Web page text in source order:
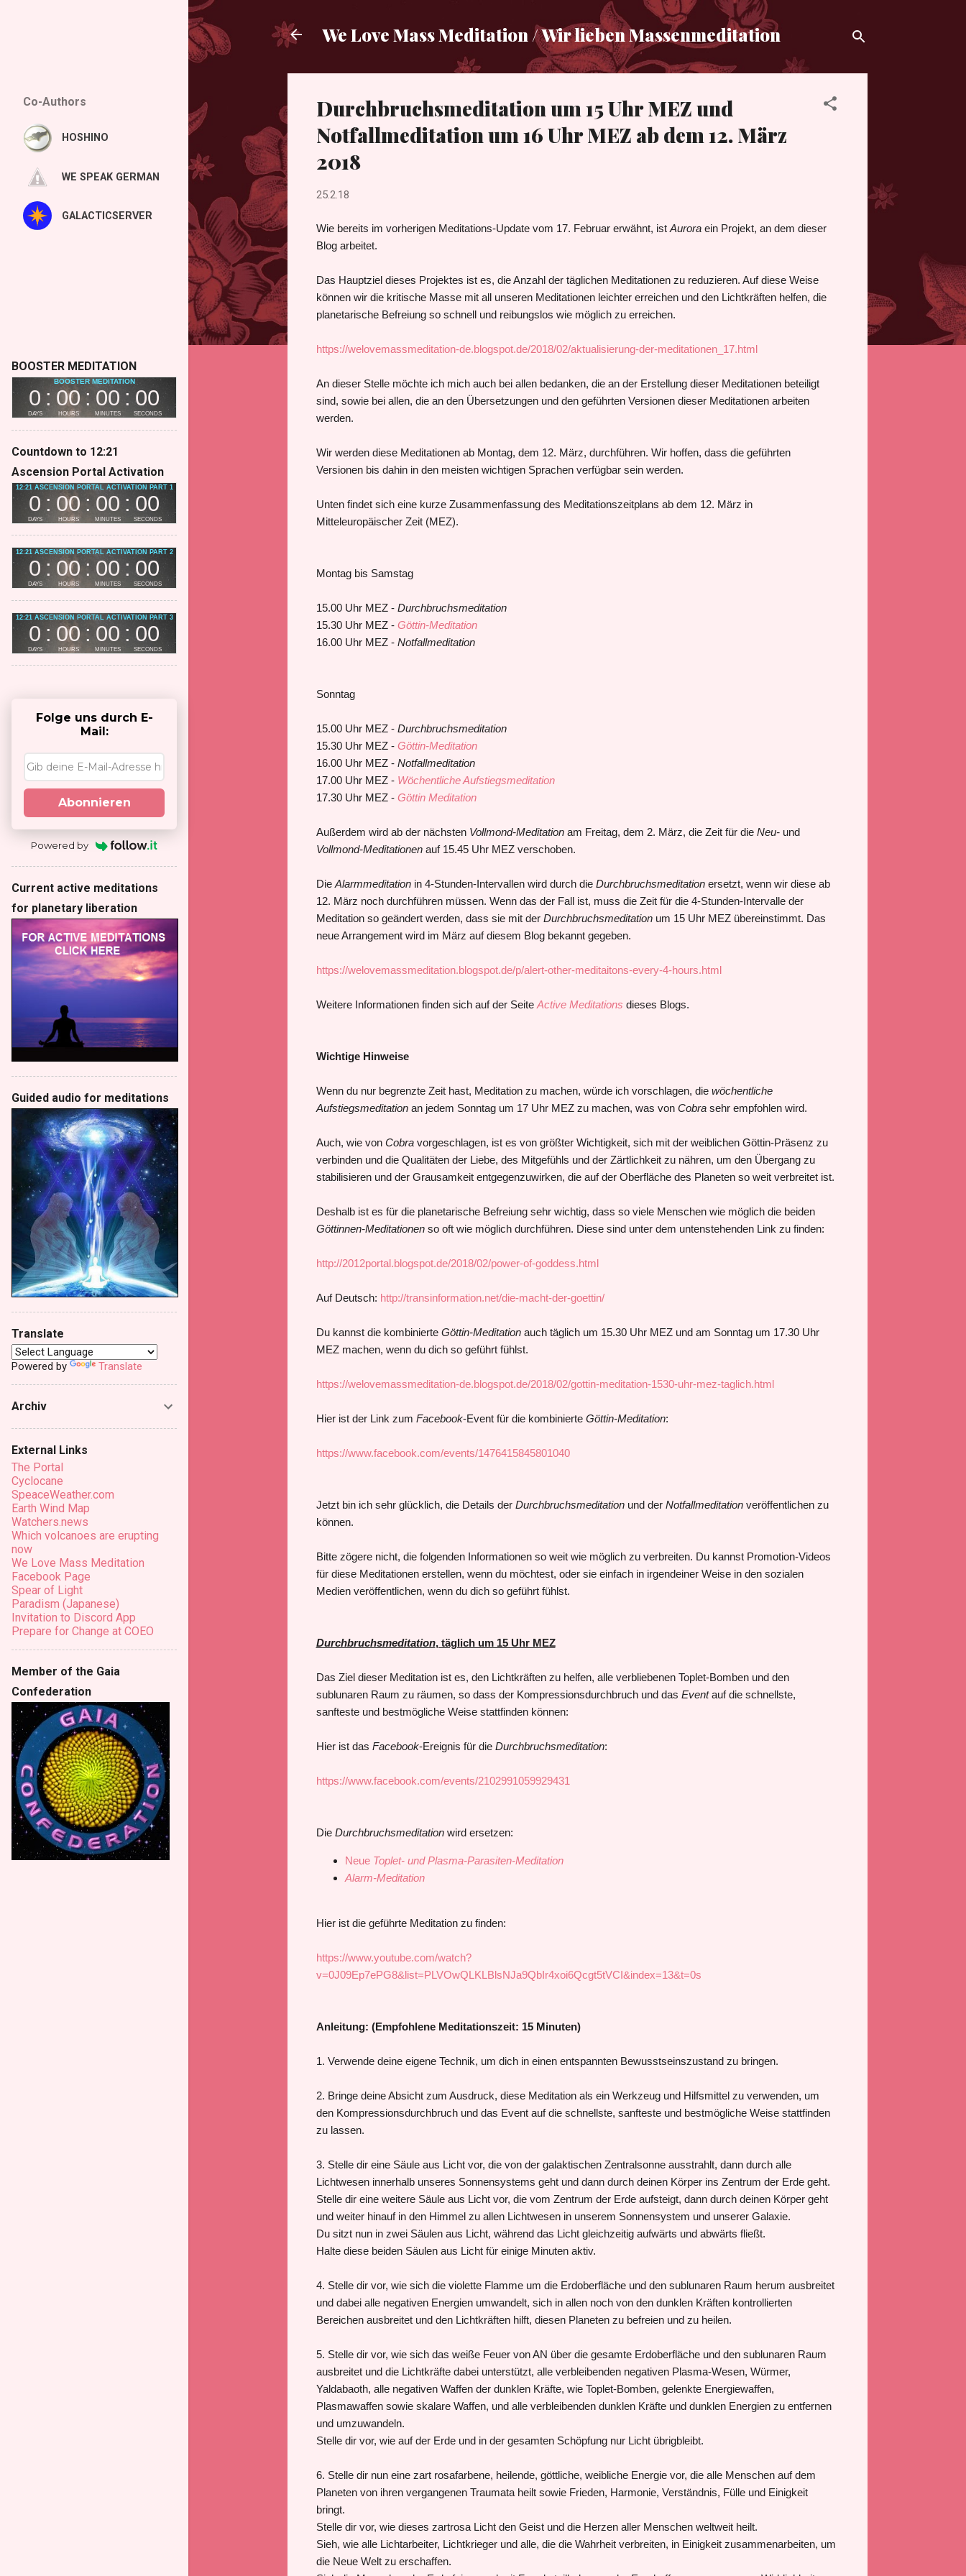
We Love Mass Meditation / Wir lieben Massenmeditation
Durchbruchsmeditation um 15 Uhr MEZ und
Notfallmeditation um 16 Uhr MEZ ab dem 12. März
2018
25.2.18
Wie bereits im vorherigen Meditations-Update vom 17. Februar erwähnt, ist Auroraein Projekt, an dem dieser
Blog arbeitet.
Das Hauptziel dieses Projektes ist es, die Anzahl der täglichen Meditationen zu reduzieren. Auf diese Weise
können wir die kritische Masse mit all unseren Meditationen leichter erreichen und den Lichtkräften helfen, die
planetarische Befreiung so schnell und reibungslos wie möglich zu erreichen.
https://welovemassmeditation-de.blogspot.de/2018/02/aktualisierung-der-meditationen_17.html
An dieser Stelle möchte ich mich auch bei allen bedanken, die an der Erstellung dieser Meditationen beteiligt
sind, sowie bei allen, die an den Übersetzungen und den geführten Versionen dieser Meditationen arbeiten
werden.
Wir werden diese Meditationen ab Montag, dem 12. März, durchführen. Wir hoffen, dass die geführten
Versionen bis dahin in den meisten wichtigen Sprachen verfügbar sein werden.
Unten findet sich eine kurze Zusammenfassung des Meditationszeitplans ab dem 12. März in
Mitteleuropäischer Zeit (MEZ).
Montag bis Samstag
15.00 Uhr MEZ - Durchbruchsmeditation
15.30 Uhr MEZ - Göttin-Meditation
16.00 Uhr MEZ - Notfallmeditation
Sonntag
15.00 Uhr MEZ - Durchbruchsmeditation
15.30 Uhr MEZ - Göttin-Meditation
16.00 Uhr MEZ - Notfallmeditation
17.00 Uhr MEZ - Wöchentliche Aufstiegsmeditation
17.30 Uhr MEZ - Göttin Meditation
Außerdem wird ab der nächsten Vollmond-Meditationam Freitag, dem 2. März, die Zeit für die Neu-und
Vollmond-Meditationenauf 15.45 Uhr MEZ verschoben.
Die Alarmmeditationin 4-Stunden-Intervallen wird durch die Durchbruchsmeditationersetzt, wenn wir diese ab
12. März noch durchführen müssen. Wenn das der Fall ist, muss die Zeit für die 4-Stunden-Intervalle der
Meditation so geändert werden, dass sie mit der Durchbruchsmeditationum 15 Uhr MEZ übereinstimmt. Das
neue Arrangement wird im März auf diesem Blog bekannt gegeben.
https://welovemassmeditation.blogspot.de/p/alert-other-meditaitons-every-4-hours.html
Weitere Informationen finden sich auf der Seite Active Meditations dieses Blogs.
Wichtige Hinweise
Wenn du nur begrenzte Zeit hast, Meditation zu machen, würde ich vorschlagen, die wöchentliche
Aufstiegsmeditationan jedem Sonntag um 17 Uhr MEZ zu machen, was von Cobrasehr empfohlen wird.
Auch, wie von Cobravorgeschlagen, ist es von größter Wichtigkeit, sich mit der weiblichen Göttin-Präsenz zu
verbinden und die Qualitäten der Liebe, des Mitgefühls und der Zärtlichkeit zu nähren, um den Übergang zu
stabilisieren und der Grausamkeit entgegenzuwirken, die auf der Oberfläche des Planeten so weit verbreitet ist.
Deshalb ist es für die planetarische Befreiung sehr wichtig, dass so viele Menschen wie möglich die beiden
Göttinnen-Meditationenso oft wie möglich durchführen. Diese sind unter dem untenstehenden Link zu finden:
http://2012portal.blogspot.de/2018/02/power-of-goddess.html
Auf Deutsch: http://transinformation.net/die-macht-der-goettin/
Du kannst die kombinierte Göttin-Meditationauch täglich um 15.30 Uhr MEZ und am Sonntag um 17.30 Uhr
MEZ machen, wenn du dich so geführt fühlst.
https://welovemassmeditation-de.blogspot.de/2018/02/gottin-meditation-1530-uhr-mez-taglich.html
Hier ist der Link zum Facebook-Event für die kombinierte Göttin-Meditation:
https://www.facebook.com/events/1476415845801040
Jetzt bin ich sehr glücklich, die Details der Durchbruchsmeditationund der Notfallmeditationveröffentlichen zu
können.
Bitte zögere nicht, die folgenden Informationen so weit wie möglich zu verbreiten. Du kannst Promotion-Videos
für diese Meditationen erstellen, wenn du möchtest, oder sie einfach in irgendeiner Weise in den sozialen
Medien veröffentlichen, wenn du dich so geführt fühlst.
Durchbruchsmeditation, täglich um 15 Uhr MEZ
Das Ziel dieser Meditation ist es, den Lichtkräften zu helfen, alle verbliebenen Toplet-Bomben und den
sublunaren Raum zu räumen, so dass der Kompressionsdurchbruch und das Eventauf die schnellste,
sanfteste und bestmögliche Weise stattfinden können:
Hier ist das Facebook-Ereignis für die Durchbruchsmeditation:
https://www.facebook.com/events/2102991059929431
Die Durchbruchsmeditationwird ersetzen:
Neue Toplet- und Plasma-Parasiten-Meditation
Alarm-Meditation
Hier ist die geführte Meditation zu finden:
https://www.youtube.com/watch?
v=0J09Ep7ePG8&list=PLVOwQLKLBlsNJa9QbIr4xoi6Qcgt5tVCI&index=13&t=0s
Anleitung: (Empfohlene Meditationszeit: 15 Minuten)
1. Verwende deine eigene Technik, um dich in einen entspannten Bewusstseinszustand zu bringen.
2. Bringe deine Absicht zum Ausdruck, diese Meditation als ein Werkzeug und Hilfsmittel zu verwenden, um
den Kompressionsdurchbruch und das Event auf die schnellste, sanfteste und bestmögliche Weise stattfinden
zu lassen.
3. Stelle dir eine Säule aus Licht vor, die von der galaktischen Zentralsonne ausstrahlt, dann durch alle
Lichtwesen innerhalb unseres Sonnensystems geht und dann durch deinen Körper ins Zentrum der Erde geht.
Stelle dir eine weitere Säule aus Licht vor, die vom Zentrum der Erde aufsteigt, dann durch deinen Körper geht
und weiter hinauf in den Himmel zu allen Lichtwesen in unserem Sonnensystem und unserer Galaxie.
Du sitzt nun in zwei Säulen aus Licht, während das Licht gleichzeitig aufwärts und abwärts fließt.
Halte diese beiden Säulen aus Licht für einige Minuten aktiv.
4. Stelle dir vor, wie sich die violette Flamme um die Erdoberfläche und den sublunaren Raum herum ausbreitet
und dabei alle negativen Energien umwandelt, sich in allen noch von den dunklen Kräften kontrollierten
Bereichen ausbreitet und den Lichtkräften hilft, diesen Planeten zu befreien und zu heilen.
5. Stelle dir vor, wie sich das weiße Feuer von AN über die gesamte Erdoberfläche und den sublunaren Raum
ausbreitet und die Lichtkräfte dabei unterstützt, alle verbleibenden negativen Plasma-Wesen, Würmer,
Yaldabaoth, alle negativen Waffen der dunklen Kräfte, wie Toplet-Bomben, gelenkte Energiewaffen,
Plasmawaffen sowie skalare Waffen, und alle verbleibenden dunklen Kräfte und dunklen Energien zu entfernen
und umzuwandeln.
Stelle dir vor, wie auf der Erde und in der gesamten Schöpfung nur Licht übrigbleibt.
6. Stelle dir nun eine zart rosafarbene, heilende, göttliche, weibliche Energie vor, die alle Menschen auf dem
Planeten von ihren vergangenen Traumata heilt sowie Frieden, Harmonie, Verständnis, Fülle und Einigkeit
bringt.
Stelle dir vor, wie dieses zartrosa Licht den Geist und die Herzen aller Menschen weltweit heilt.
Sieh, wie alle Lichtarbeiter, Lichtkrieger und alle, die die Wahrheit verbreiten, in Einigkeit zusammenarbeiten, um
die Neue Welt zu erschaffen.
Co-Authors
HOSHINO
WE SPEAK GERMAN
GALACTICSERVER
BOOSTER MEDITATION
Countdown to 12:21
Ascension Portal Activation
Folge uns durch E-
Mail:
Abonnieren
Powered by
Current active meditations
for planetary liberation
Guided audio for meditations
Translate
Powered by Translate
Archiv
External Links
The Portal
Cyclocane
SpeaceWeather.com
Earth Wind Map
Watchers.news
Which volcanoes are erupting
now
We Love Mass Meditation
Facebook Page
Spear of Light
Paradism (Japanese)
Invitation to Discord App
Prepare for Change at COEO
Member of the Gaia
Confederation